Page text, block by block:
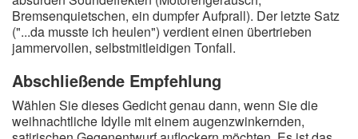
Bremsenquietschen, ein dumpfer Aufprall). Der letzte Satz
("...da musste ich heulen") verdient einen übertrieben
jammervollen, selbstmitleidigen Tonfall.
Abschließende Empfehlung
Wählen Sie dieses Gedicht genau dann, wenn Sie die
weihnachtliche Idylle mit einem augenzwinkernden,